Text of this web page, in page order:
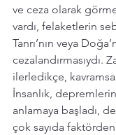
ve ceza olarak
vardı, felaketlerin
Tanrı’nın veya
cezalandırmasıydı.
ilerledikçe,
İnsanlık,
anlamaya başladı,
çok sayıda